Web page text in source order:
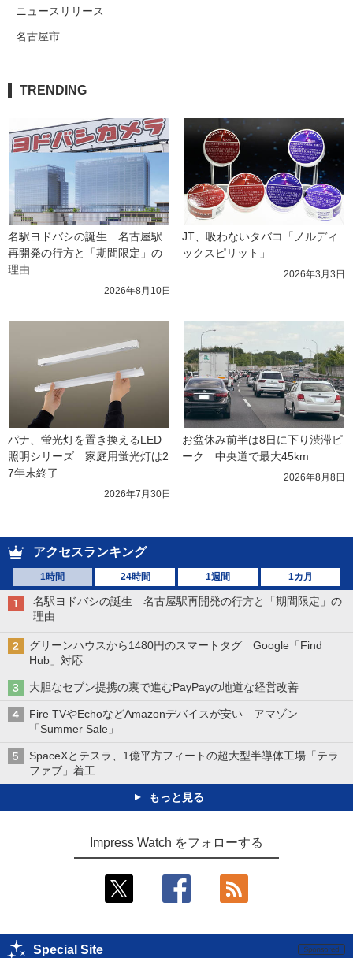
ニュースリリース
名古屋市
TRENDING
名駅ヨドバシの誕生　名古屋駅
再開発の行方と「期間限定」の
理由
2026年8月10日
JT、吸わないタバコ「ノルディ
ックスピリット」
2026年3月3日
パナ、蛍光灯を置き換えるLED
照明シリーズ　家庭用蛍光灯は2
7年末終了
2026年7月30日
お盆休み前半は8日に下り渋滞ピ
ーク　中央道で最大45km
2026年8月8日
アクセスランキング
1時間 24時間 1週間 1カ月
名駅ヨドバシの誕生 名古屋駅再開発の行方と「期間限定」の
理由
グリーンハウスから1480円のスマートタグ Google「Find
Hub」対応
大胆なセブン提携の裏で進むPayPayの地道な経営改善
Fire TVやEchoなどAmazonデバイスが安い アマゾン
「Summer Sale」
SpaceXとテスラ、1億平方フィートの超大型半導体工場「テラ
ファブ」着工
もっと見る
Impress Watch をフォローする
Special Site